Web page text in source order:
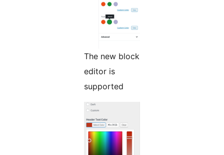
The new block
editor is
supported